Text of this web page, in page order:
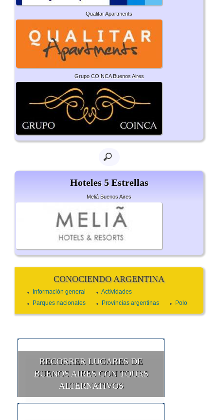
Qualitar Apartments
Grupo COINCA Buenos Aires
Hoteles 5 Estrellas
Meliá Buenos Aires
CONOCIENDO ARGENTINA
Información general
Actividades
Parques nacionales
Provincias argentinas Polo
RECORRER LUGARES DE
BUENOS AIRES CON TOURS
ALTERNATIVOS